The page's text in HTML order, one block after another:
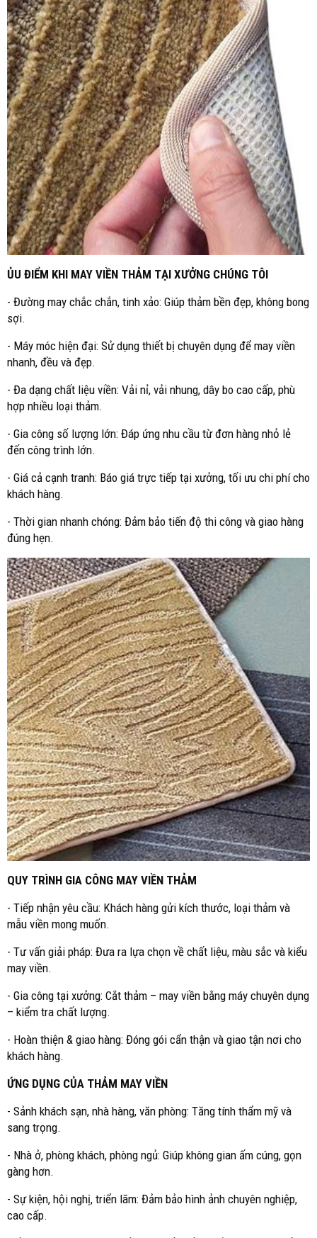
ỦU ĐIỂM KHI MAY VIỀN THẢM TẠI XƯỞNG CHÚNG TÔI
- Đường may chắc chắn, tinh xảo: Giúp thảm bền đẹp, không bong
sợi.
- Máy móc hiện đại: Sử dụng thiết bị chuyên dụng để may viền
nhanh, đều và đẹp.
- Đa dạng chất liệu viền: Vải nỉ, vải nhung, dây bo cao cấp, phù
hợp nhiều loại thảm.
- Gia công số lượng lớn: Đáp ứng nhu cầu từ đơn hàng nhỏ lẻ
đến công trình lớn.
- Giá cả cạnh tranh: Báo giá trực tiếp tại xưởng, tối ưu chi phí cho
khách hàng.
- Thời gian nhanh chóng: Đảm bảo tiến độ thi công và giao hàng
đúng hẹn.
QUY TRÌNH GIA CÔNG MAY VIỀN THẢM
- Tiếp nhận yêu cầu: Khách hàng gửi kích thước, loại thảm và
mẫu viền mong muốn.
- Tư vấn giải pháp: Đưa ra lựa chọn về chất liệu, màu sắc và kiểu
may viền.
- Gia công tại xưởng: Cắt thảm – may viền bằng máy chuyên dụng
– kiểm tra chất lượng.
- Hoàn thiện & giao hàng: Đóng gói cẩn thận và giao tận nơi cho
khách hàng.
ỨNG DỤNG CỦA THẢM MAY VIỀN
- Sảnh khách sạn, nhà hàng, văn phòng: Tăng tính thẩm mỹ và
sang trọng.
- Nhà ở, phòng khách, phòng ngủ: Giúp không gian ấm cúng, gọn
gàng hơn.
- Sự kiện, hội nghị, triển lãm: Đảm bảo hình ảnh chuyên nghiệp,
cao cấp.